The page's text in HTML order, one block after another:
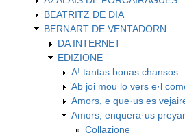
BEATRITZ DE DIA
BERNART DE VENTADORN
DA INTERNET
EDIZIONE
A! tantas bonas chansos
Ab joi mou lo vers e·l
Amors, e que·us es
Amors, enquera·us
Collazione